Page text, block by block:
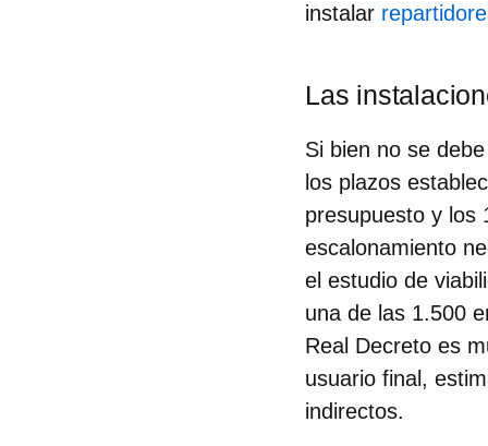
instalar
Las
Si bien no se
los plazos
presupuesto y los
escalonamiento
el estudio de
una de las 1.500
Real Decreto es
usuario final,
indirectos.